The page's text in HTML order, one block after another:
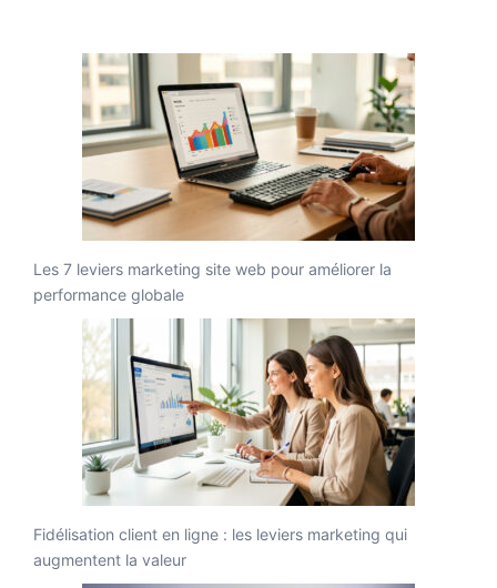
Les 7 leviers marketing site web pour améliorer la
performance globale
Fidélisation client en ligne : les leviers marketing qui
augmentent la valeur